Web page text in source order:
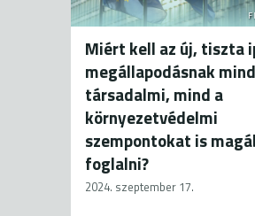
Miért kell az új, tiszta
megállapodásnak
társadalmi, mind a
környezetvédelmi
szempontokat is
foglalni?
2024. szeptember 17.